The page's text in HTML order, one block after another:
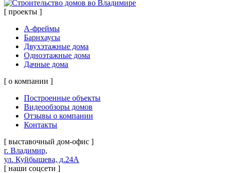
[ проекты ]
А-фреймы
Барнхаусы
Двухэтажные дома
Одноэтажные дома
Дачные дома
[ о компании ]
Построенные объекты
Видеообзоры домов
Отзывы о компании
Контакты
[ выставочный дом-офис ]
г. Владимир,
ул. Куйбышева, д.24А
[ наши соцсети ]